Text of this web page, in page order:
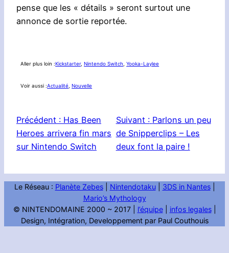
pense que les « détails » seront surtout une
annonce de sortie reportée.
Aller plus loin :Kickstarter, Nintendo Switch , Yooka-Laylee
Voir aussi :Actualité , Nouvelle
Précédent : Has Been
Heroes arrivera fin mars
sur Nintendo Switch
Suivant : Parlons un peu
de Snipperclips – Les
deux font la paire !
Le Réseau : Planète Zebes| Nintendotaku| 3DS in Nantes|
Mario’s Mythology
© NINTENDOMAINE 2000 ~ 2017 | l’équipe| infos legales|
Design, Intégration, Developpement par Paul Couthouis